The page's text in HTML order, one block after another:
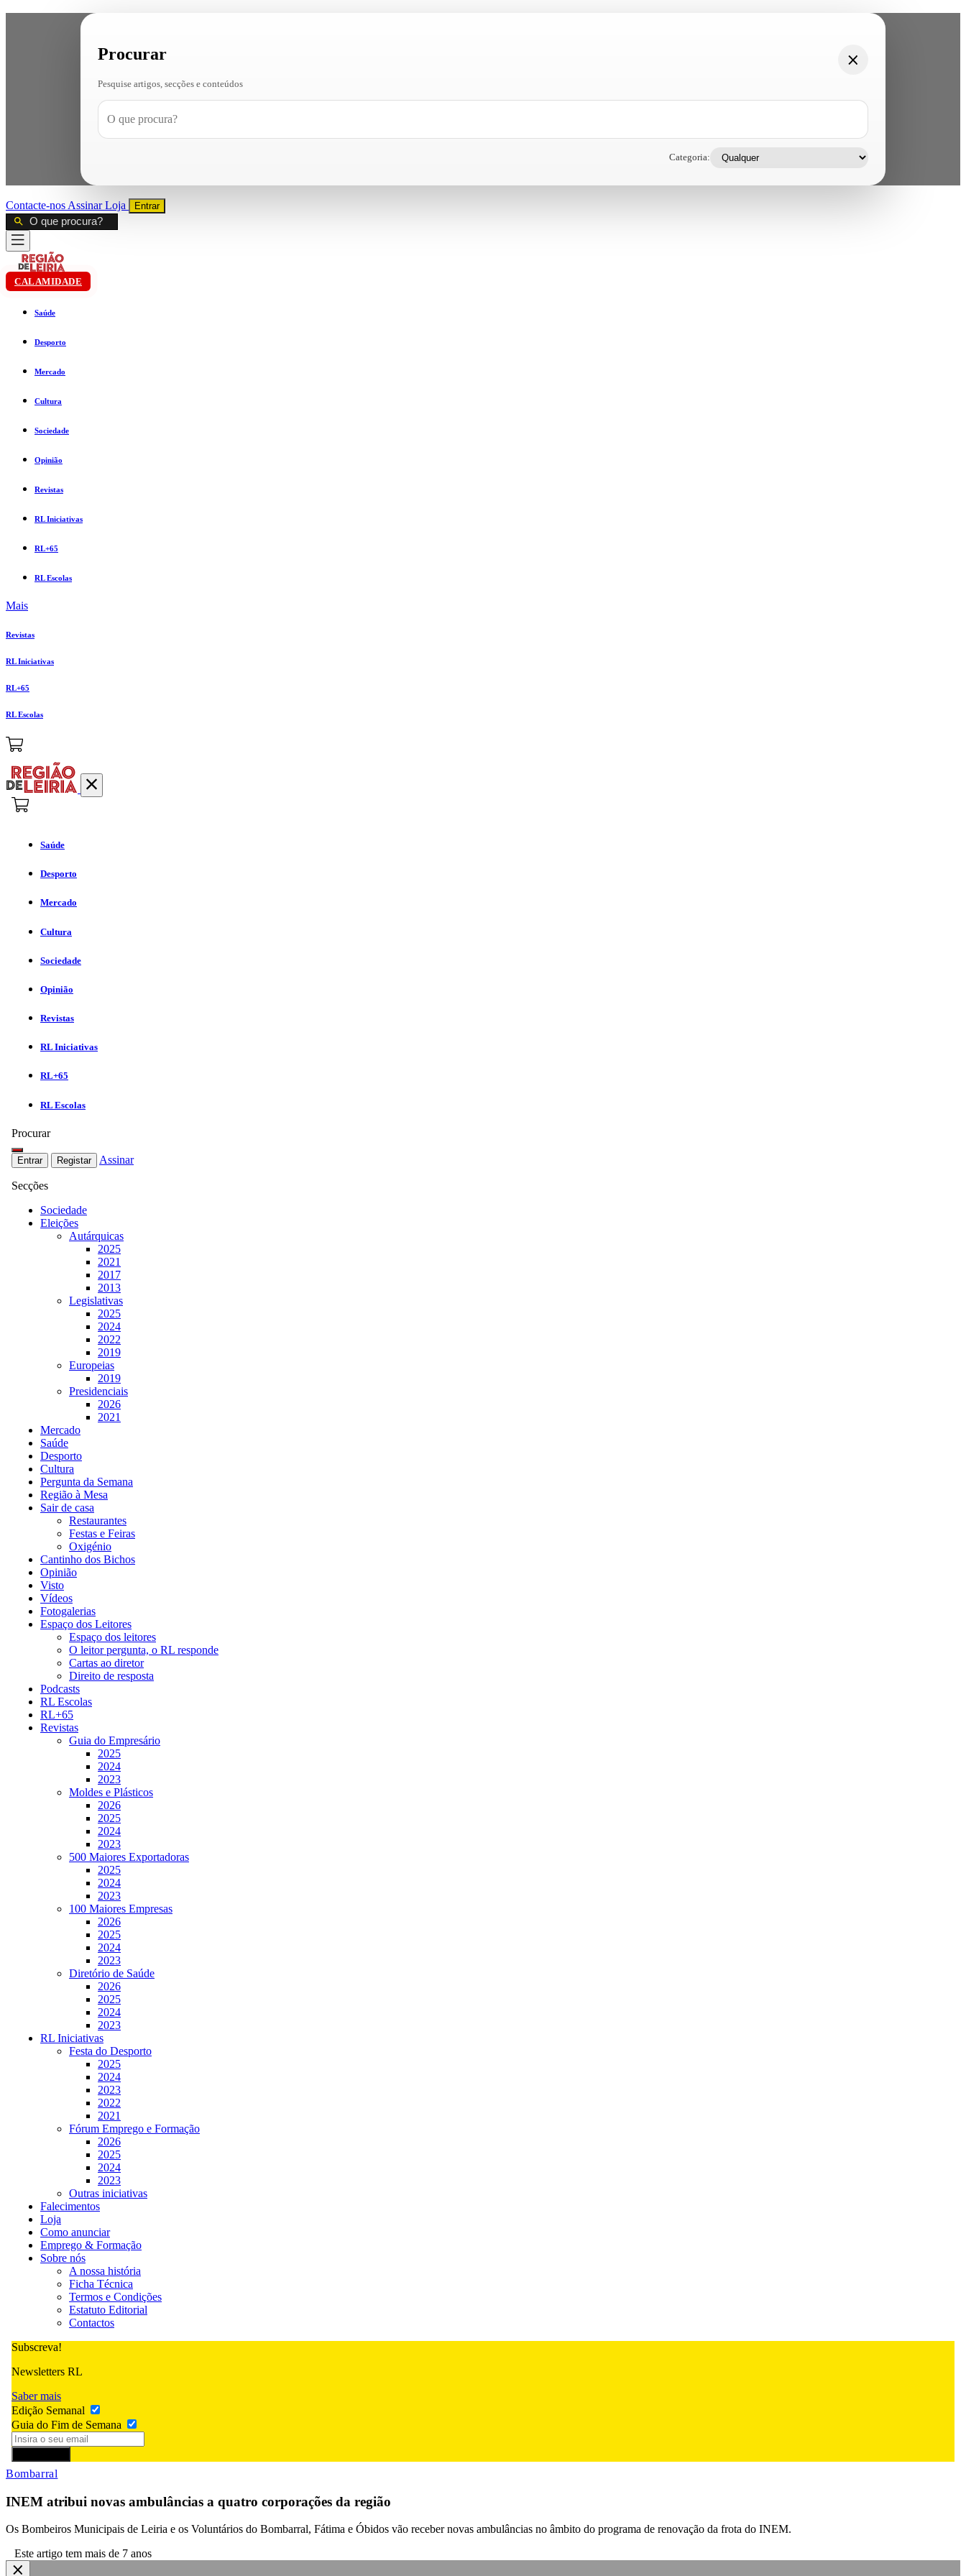
Procurar
Pesquise artigos, secções e conteúdos
Categoria:
Contacte-nos AssinarLoja Entrar
CALAMIDADE
Saúde
Desporto
Mercado
Cultura
Sociedade
Opinião
Revistas
RL Iniciativas
RL+65
RL Escolas
Mais
Revistas
RL Iniciativas
RL+65
RL Escolas
Saúde
Desporto
Mercado
Cultura
Sociedade
Opinião
Revistas
RL Iniciativas
RL+65
RL Escolas
Procurar
Entrar Registar Assinar
Secções
Sociedade
Eleições
Autárquicas
2025
2021
2017
2013
Legislativas
2025
2024
2022
2019
Europeias
2019
Presidenciais
2026
2021
Mercado
Saúde
Desporto
Cultura
Pergunta da Semana
Região à Mesa
Sair de casa
Restaurantes
Festas e Feiras
Oxigénio
Cantinho dos Bichos
Opinião
Visto
Vídeos
Fotogalerias
Espaço dos Leitores
Espaço dos leitores
O leitor pergunta, o RL responde
Cartas ao diretor
Direito de resposta
Podcasts
RL Escolas
RL+65
Revistas
Guia do Empresário
2025
2024
2023
Moldes e Plásticos
2026
2025
2024
2023
500 Maiores Exportadoras
2025
2024
2023
100 Maiores Empresas
2026
2025
2024
2023
Diretório de Saúde
2026
2025
2024
2023
RL Iniciativas
Festa do Desporto
2025
2024
2023
2022
2021
Fórum Emprego e Formação
2026
2025
2024
2023
Outras iniciativas
Falecimentos
Loja
Como anunciar
Emprego & Formação
Sobre nós
A nossa história
Ficha Técnica
Termos e Condições
Estatuto Editorial
Contactos
Subscreva!
Newsletters RL
Saber mais
Edição Semanal
Guia do Fim de Semana
Bombarral
INEM atribui novas ambulâncias a quatro corporações da região
Os Bombeiros Municipais de Leiria e os Voluntários do Bombarral, Fátima e Óbidos vão receber novas ambulâncias no âmbito do programa de renovação da frota do INEM.
Este artigo tem mais de 7 anos